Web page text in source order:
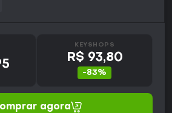
KEYSHOPS
R$ 93,80
-83%
agora